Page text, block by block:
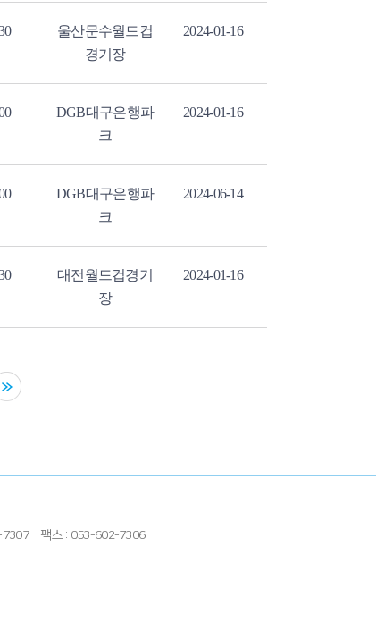
울산문수월드컵
경기장
2024-01-16
DGB대구은행파
크
2024-01-16
DGB대구은행파
크
2024-06-14
대전월드컵경기
장
2024-01-16
7307
팩스 : 053-602-7306